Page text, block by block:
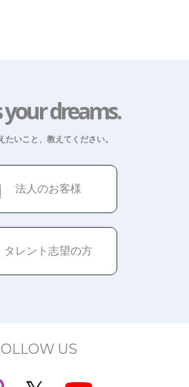
dreams.
たいこと、教えてください。
法人のお客様
タレント志望の方
US